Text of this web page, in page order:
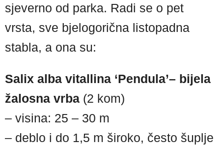
sjeverno od parka. Radi se o pet
vrsta, sve bjelogorična listopadna
stabla, a ona su:
Salix alba vitallina ‘Pendula’– bijela
žalosna vrba (2 kom)
– visina: 25 – 30 m
– deblo i do 1,5 m široko, često šuplje